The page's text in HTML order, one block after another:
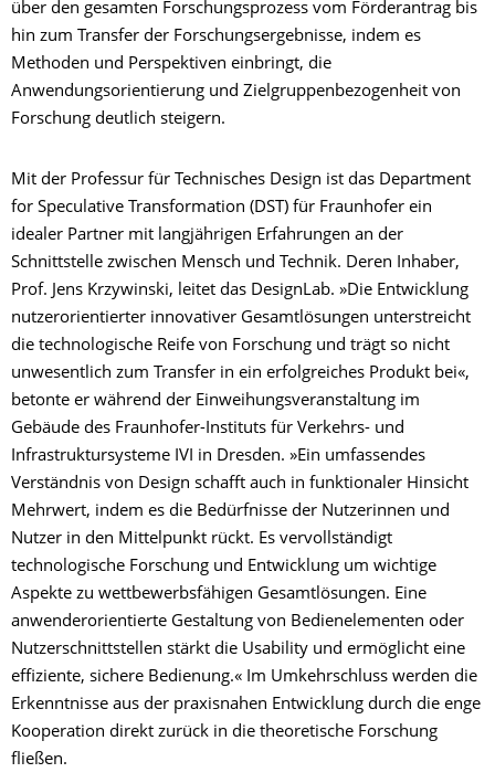
über den gesamten Forschungsprozess vom Förderantrag bis
hin zum Transfer der Forschungsergebnisse, indem es
Methoden und Perspektiven einbringt, die
Anwendungsorientierung und Zielgruppenbezogenheit von
Forschung deutlich steigern.
Mit der Professur für Technisches Design ist das Department
for Speculative Transformation (DST) für Fraunhofer ein
idealer Partner mit langjährigen Erfahrungen an der
Schnittstelle zwischen Mensch und Technik. Deren Inhaber,
Prof. Jens Krzywinski, leitet das DesignLab. »Die Entwicklung
nutzer­orientierter innovativer Gesamtlösungen unterstreicht
die technologische Reife von Forschung und trägt so nicht
unwesentlich zum Transfer in ein erfolgreiches Produkt bei«,
betonte er während der Einweihungsveranstaltung im
Gebäude des Fraunhofer-Instituts für Verkehrs- und
Infrastruktursysteme IVI in Dresden. »Ein umfassendes
Verständnis von Design schafft auch in funktionaler Hinsicht
Mehrwert, indem es die Bedürfnisse der Nutzerinnen und
Nutzer in den Mittelpunkt rückt. Es vervollständigt
technologische Forschung und Entwicklung um wichtige
Aspekte zu wettbewerbsfähigen Gesamtlösungen. Eine
anwenderorientierte Gestaltung von Bedienelementen oder
Nutzerschnittstellen stärkt die Usability und ermöglicht eine
effiziente, sichere Bedienung.« Im Umkehrschluss werden die
Erkenntnisse aus der praxisnahen Entwicklung durch die enge
Kooperation direkt zurück in die theoretische Forschung
fließen.